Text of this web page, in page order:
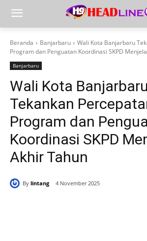
Beranda Banjarbaru
Wali Kota Banjarbaru
Program dan Penguatan Koordinasi SKPD
Banjarbaru
Wali Kota Banjarbaru
Tekankan
Program dan
Koordinasi SKPD
Akhir Tahun
By lintang 4 November 2025